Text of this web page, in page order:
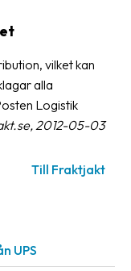
vilket kan
alla
Logistik
2012-05-03
Till Fraktjakt
UPS